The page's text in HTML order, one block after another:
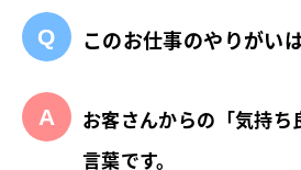
このお仕事のやりがい
お客さんからの「気持ち
言葉です。